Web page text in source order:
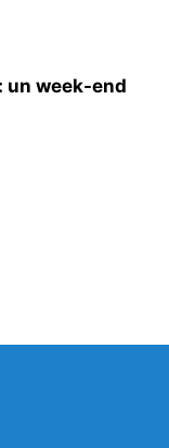
un week-end